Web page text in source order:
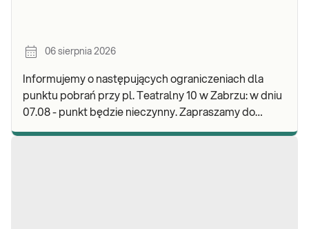
06 sierpnia 2026
Informujemy o następujących ograniczeniach dla
punktu pobrań przy pl. Teatralny 10 w Zabrzu: w dniu
07.08 - punkt będzie nieczynny. Zapraszamy do